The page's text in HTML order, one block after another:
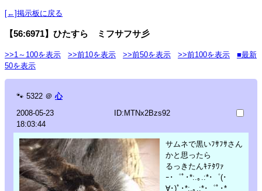
[←]掲示板に戻る
【56:6971】ひたすら ミフサフサ彡
>>1～100を表示 >>前10を表示 >>前50を表示 >>前100を表示
■最新
50を表示
🐾 5322 ＠ 心
2008-05-23
18:03:44
ID:MTNx2Bzs92
サムネで黒いﾌｻﾌｻさん
かと思ったら
るっきたんｷﾃﾀﾜｧ
ｰ･゜ﾟ･*:.｡.:*･゜(･
∀･)ﾟ･*:.｡.:*･゜ﾟ･*